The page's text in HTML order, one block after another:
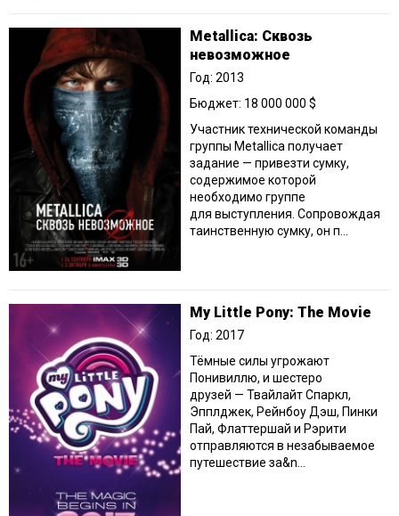
Metallica: Сквозь
невозможное
Год: 2013
Бюджет: 18 000 000 $
Участник технической команды
группы Metallica получает
задание — привезти сумку,
содержимое которой
необходимо группе
для выступления. Сопровождая
таинственную сумку, он п...
My Little Pony: The Movie
Год: 2017
Тёмные силы угрожают
Понивиллю, и шестеро
друзей — Твайлайт Спаркл,
Эпплджек, Рейнбоу Дэш, Пинки
Пай, Флаттершай и Рэрити
отправляются в незабываемое
путешествие за&n...